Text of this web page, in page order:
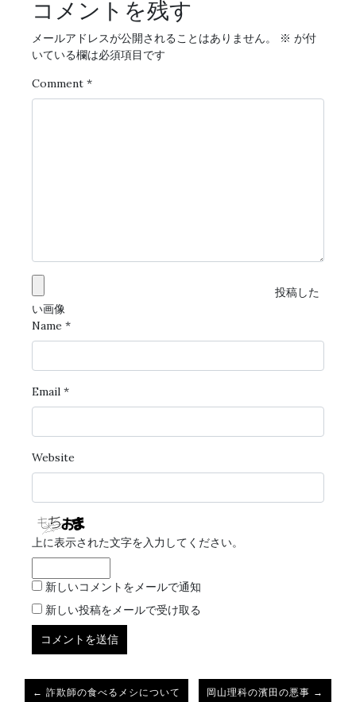
コメントを残す
メールアドレスが公開されることはありません。 ※ が付
いている欄は必須項目です
Comment *
投稿した
い画像
Name *
Email *
Website
上に表示された文字を入力してください。
新しいコメントをメールで通知
新しい投稿をメールで受け取る
← 詐欺師の食べるメシについて 岡山理科の濱田の悪事 →